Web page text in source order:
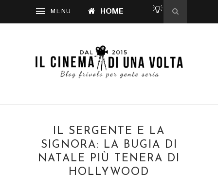
HOME 💡
IL SERGENTE E LA
SIGNORA: LA BUGIA DI
NATALE PIÙ TENERA DI
HOLLYWOOD